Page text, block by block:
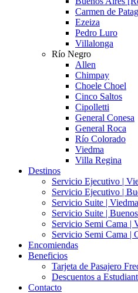
Carmen de
Ezeiza
Pedro Luro
Villalonga
Río Negro
Allen
Chimpay
Choele Choel
Cinco Saltos
Cipolletti
General Conesa
General Roca
Río Colorado
Viedma
Villa Regina
Destinos
Servicio Ejecutivo |
Servicio Ejecutivo |
Servicio Suite |
Servicio Suite |
Servicio Semi Cama |
Servicio Semi Cama |
Encomiendas
Beneficios
Tarjeta de Pasajero
Descuentos a
Contacto